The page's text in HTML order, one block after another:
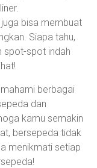
bisa membuat
Siapa tahu,
spot-spot indah
berbagai
dan
kamu semakin
bersepeda tidak
menikmati setiap